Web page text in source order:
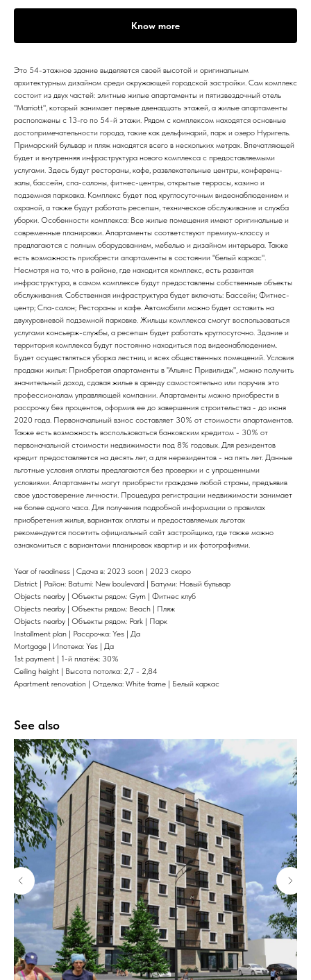
Know more
Это 54-этажное здание выделяется своей высотой и оригинальным
архитектурным дизайном среди окружающей городской застройки. Сам комплекс
состоит из двух частей: элитные жилые апартаменты и пятизвездочный отель
"Marriott", который занимает первые двенадцать этажей, а жилые апартаменты
расположены с 13-го по 54-й этажи. Рядом с комплексом находятся основные
достопримечательности города, такие как дельфинарий, парк и озеро Нуригель.
Приморский бульвар и пляж находятся всего в нескольких метрах. Впечатляющей
будет и внутренняя инфраструктура нового комплекса с предоставляемыми
услугами. Здесь будут рестораны, кафе, развлекательные центры, конференц-
залы, бассейн, спа-салоны, фитнес-центры, открытые террасы, казино и
подземная парковка. Комплекс будет под круглосуточным видеонаблюдением и
охраной, а также будут работать ресепшн, техническое обслуживание и служба
уборки. Особенности комплекса: Все жилые помещения имеют оригинальные и
современные планировки. Апартаменты соответствуют премиум-классу и
предлагаются с полным оборудованием, мебелью и дизайном интерьера. Также
есть возможность приобрести апартаменты в состоянии "белый каркас".
Несмотря на то, что в районе, где находится комплекс, есть развитая
инфраструктура, в самом комплексе будут предоставлены собственные объекты
обслуживания. Собственная инфраструктура будет включать: Бассейн; Фитнес-
центр; Спа-салон; Рестораны и кафе. Автомобили можно будет оставить на
двухуровневой подземной парковке. Жильцы комплекса смогут воспользоваться
услугами консьерж-службы, а ресепшн будет работать круглосуточно. Здание и
территория комплекса будут постоянно находиться под видеонаблюдением.
Будет осуществляться уборка лестниц и всех общественных помещений. Условия
продажи жилья: Приобретая апартаменты в "Альянс Привилидж", можно получить
значительный доход, сдавая жилье в аренду самостоятельно или поручив это
профессионалам управляющей компании. Апартаменты можно приобрести в
рассрочку без процентов, оформив ее до завершения строительства - до июня
2020 года. Первоначальный взнос составляет 30% от стоимости апартаментов.
Также есть возможность воспользоваться банковским кредитом - 30% от
первоначальной стоимости недвижимости под 8% годовых. Для резидентов
кредит предоставляется на десять лет, а для нерезидентов - на пять лет. Данные
льготные условия оплаты предлагаются без проверки и с упрощенными
условиями. Апартаменты могут приобрести граждане любой страны, предъявив
свое удостоверение личности. Процедура регистрации недвижимости занимает
не более одного часа. Для получения подробной информации о правилах
приобретения жилья, вариантах оплаты и предоставляемых льготах
рекомендуется посетить официальный сайт застройщика, где также можно
ознакомиться с вариантами планировок квартир и их фотографиями.
Year of readiness | Сдача в: 2023 soon | 2023 скоро
District | Район: Batumi: New boulevard | Батуми: Новый бульвар
Objects nearby | Объекты рядом: Gym | Фитнес клуб
Objects nearby | Объекты рядом: Beach | Пляж
Objects nearby | Объекты рядом: Park | Парк
Installment plan | Рассрочка: Yes | Да
Mortgage | Ипотека: Yes | Да
1st payment | 1-й платёж: 30%
Ceiling height | Высота потолка: 2,7 - 2,84
Apartment renovation | Отделка: White frame | Белый каркас
See also